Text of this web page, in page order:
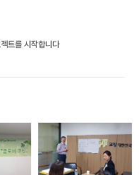
트를 시작합니다